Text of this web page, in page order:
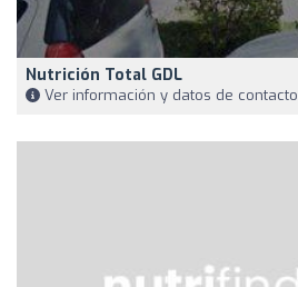
Nutrición Total GDL
Ver información y datos de contacto